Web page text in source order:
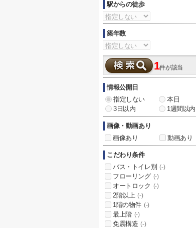
駅からの徒歩
築年数
1件が該当
情報公開日
指定しない
本日
3日以内
1週間以内
画像・動画あり
画像あり
動画あり
こだわり条件
バス・トイレ別
(-)
フローリング (-)
オートロック (-)
2階以上 (-)
1階の物件 (-)
最上階 (-)
免震構造 (-)